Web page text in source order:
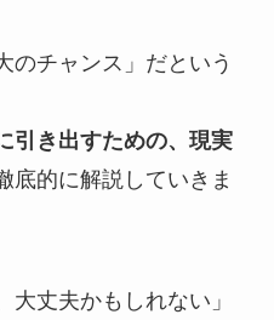
のチャンス」だという
引き出すための、現実
底的に解説していきま
丈夫かもしれない」